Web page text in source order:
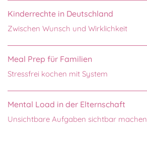
Kinderrechte in Deutschland
Zwischen Wunsch und Wirklichkeit
Meal Prep für Familien
Stressfrei kochen mit System
Mental Load in der Elternschaft
Unsichtbare Aufgaben sichtbar machen